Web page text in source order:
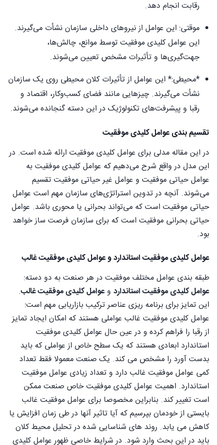
رقابت انجام دهد.
موقتی: این عوامل از نیروهای داخلی سازمان نشأت می‌گیرند.
این عوامل کلیدی موفقیت توسط موانع، چالش‌ها،
جهت‌گیری‌ها و تأثیرات مشخص تعیین می‌شوند.
*محیطی:* این عوامل از تأثیرات کلان محیطی روی یک سازمان
نشأت می‌گیرند. چیزهایی مانند فضای کسب‌وکار، اقتصاد و
رقبا و پیشرفت‌های تکنولوژیک در این دسته گنجانده می‌شوند.
تقسیم بندی عوامل کلیدی موفقیت
در این مقاله مدلی برای عوامل کلیدی موفقیت ارائه ‌شده است. در
این مدل در واقع شرح می‌دهیم که عوامل کلیدی موفقیت به
عوامل حیاتی موفقیت و عوامل غیر حیاتی موفقیت تقسیم
می‌شوند. آنچه در تدوین استراتژی‌های سازمان مهم است عوامل
حیاتی موفقیت است که می‌تواند بحرانی یا محوری باشد. عوامل
حیاتی بحرانی موفقیت است که برای سازمان فرصت ساز خواهد
بود.
عوامل کلیدی موفقیت استاندارد و عوامل کلیدی موفقیت غالب
طبقه بندی عوامل مختلف موفقیت در هر صنعت به دو دسته:
عوامل کلیدی موفقیت استاندارد وعوامل کلیدی موفقیت غالب.
این تمایز برای برنامه ریزی عناصر ترکیب بازاریابی مهم است:
عوامل کلیدی موفقیت غالب عواملی هستند که امکان ایجاد تمایز
از رقبا را فراهم کرده و در عین حال عوامل کلیدی موفقیت
استاندارد ابعادی هستند که یک سطح خاص از عواملی که باید
بدست آورد را مشخص می کند. یک صنعت معمولا فقط تعداد
کمی عوامل موفقیت غالب دارد و تعداد زیادی عوامل موفقیت
استاندارد. اهمیت عوامل کلیدی موفقیت خاص صنعت ممکن
است تغییر کند. بنابراین مخصوصا برای عوامل موفقیت غالب
بایستی از خودمان بپرسیم که آیا تاثیر آنها در طی زمان افزایش یا
کاهش می یابد. روند های شناسایی شده در تحلیل محیط کلان
باید در این بحث وارد شود. در شرایط خاصی ظهور عوامل کلیدی